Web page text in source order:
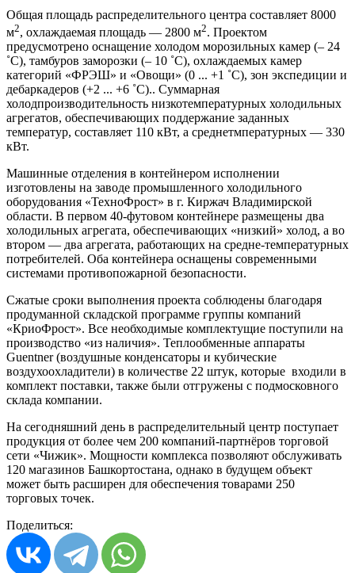
Общая площадь распределительного центра составляет 8000
м2, охлаждаемая площадь — 2800 м2. Проектом
предусмотрено оснащение холодом морозильных камер (– 24
˚С), тамбуров заморозки (– 10 ˚С), охлаждаемых камер
категорий «ФРЭШ» и «Овощи» (0 ... +1 ˚С), зон экспедиции и
дебаркадеров (+2 ... +6 ˚С).. Суммарная
холодпроизводительность низкотемпературных холодильных
агрегатов, обеспечивающих поддержание заданных
температур, составляет 110 кВт, а среднетмпературных — 330
кВт.
Машинные отделения в контейнером исполнении
изготовлены на заводе промышленного холодильного
оборудования «ТехноФрост» в г. Киржач Владимирской
области. В первом 40-футовом контейнере размещены два
холодильных агрегата, обеспечивающих «низкий» холод, а во
втором — два агрегата, работающих на средне-температурных
потребителей. Оба контейнера оснащены современными
системами противопожарной безопасности.
Сжатые сроки выполнения проекта соблюдены благодаря
продуманной складской программе группы компаний
«КриоФрост». Все необходимые комплектущие поступили на
производство «из наличия». Теплообменные аппараты
Guentner (воздушные конденсаторы и кубические
воздухоохладители) в количестве 22 штук, которые входили в
комплект поставки, также были отгружены с подмосковного
склада компании.
На сегодняшний день в распределительный центр поступает
продукция от более чем 200 компаний-партнёров торговой
сети «Чижик». Мощности комплекса позволяют обслуживать
120 магазинов Башкортостана, однако в будущем объект
может быть расширен для обеспечения товарами 250
торговых точек.
Поделиться: